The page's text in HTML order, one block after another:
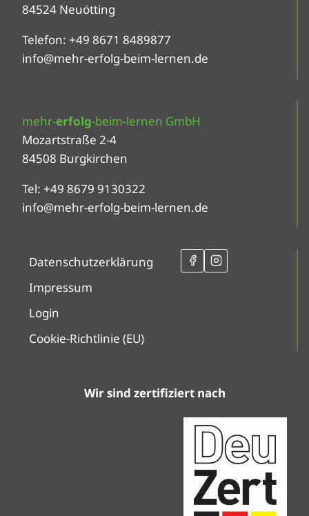
84524 Neuötting
Telefon: +49 8671 8489877
info@mehr-erfolg-beim-lernen.de
mehr-erfolg-beim-lernen GmbH
Mozartstraße 2-4
84508 Burgkirchen
Tel: +49 8679 9130322
info@mehr-erfolg-beim-lernen.de
Datenschutzerklärung
Impressum
Login
Cookie-Richtlinie (EU)
Wir sind zertifiziert nach